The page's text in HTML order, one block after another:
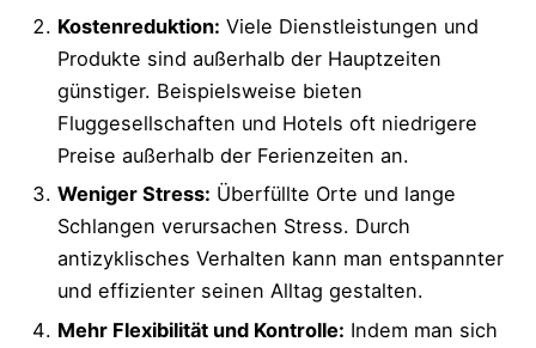
Meetings und Termine antizyklisch
planen
Pausen und Erholungsphasen
optimieren
Fortbildung und Weiterbildung außerhalb
der üblichen Zeiten
Umfrage zu antizyklischem Verhalten im
Berufsleben
Kostenreduktion: Viele Dienstleistungen und
Produkte sind außerhalb der Hauptzeiten
günstiger. Beispielsweise bieten
Fluggesellschaften und Hotels oft niedrigere
Preise außerhalb der Ferienzeiten an.
Weniger Stress: Überfüllte Orte und lange
Schlangen verursachen Stress. Durch
antizyklisches Verhalten kann man entspannter
und effizienter seinen Alltag gestalten.
Mehr Flexibilität und Kontrolle: Indem man sich